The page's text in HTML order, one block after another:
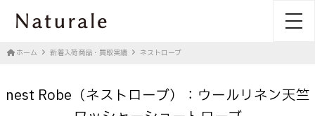
ホーム 新着入荷商品・買取実績 ネストローブ
nest Robe（ネストローブ）：ウールリネン天竺